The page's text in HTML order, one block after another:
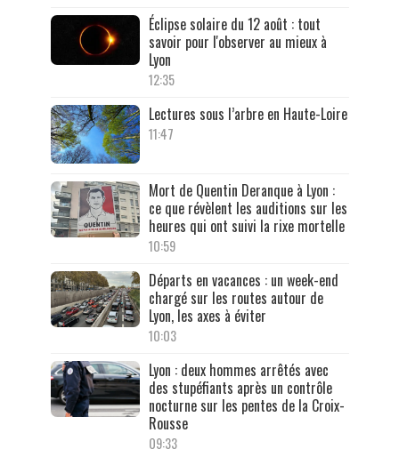
Éclipse solaire du 12 août : tout
savoir pour l'observer au mieux à
Lyon
12:35
Lectures sous l’arbre en Haute-Loire
11:47
Mort de Quentin Deranque à Lyon :
ce que révèlent les auditions sur les
heures qui ont suivi la rixe mortelle
10:59
Départs en vacances : un week-end
chargé sur les routes autour de
Lyon, les axes à éviter
10:03
Lyon : deux hommes arrêtés avec
des stupéfiants après un contrôle
nocturne sur les pentes de la Croix-
Rousse
09:33